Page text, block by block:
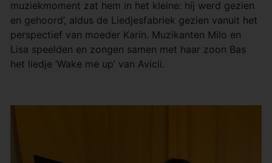
muziekmoment zat hem in het kleine: híj werd gezien
en gehoord’, aldus de Liedjesfabriek gezien vanuit het
perspectief van moeder Karin. Muzikanten Milo en
Lisa speelden en zongen samen met haar zoon Bas
het liedje ‘Wake me up’ van Avicii.